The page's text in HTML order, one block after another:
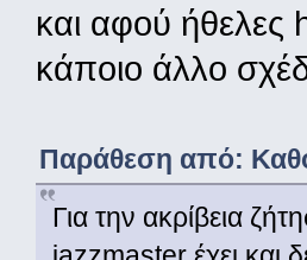
και αφού
κάποιο άλλο
Παράθεση από:
Για την ακρίβεια